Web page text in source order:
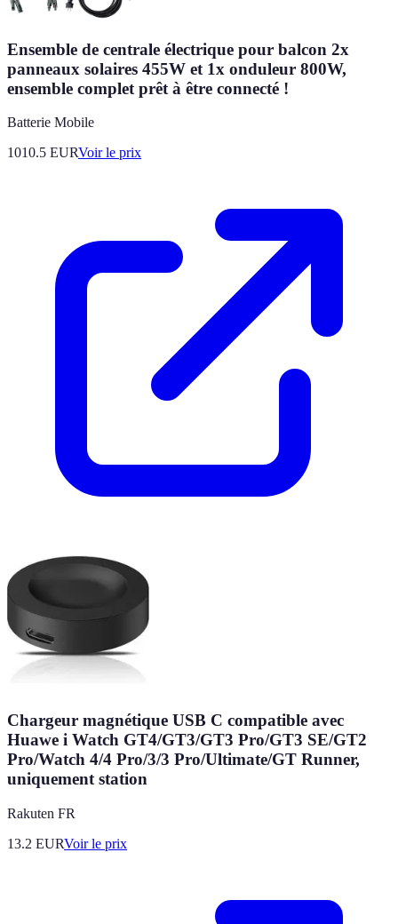
Ensemble de centrale électrique pour balcon 2x
panneaux solaires 455W et 1x onduleur 800W,
ensemble complet prêt à être connecté !
Batterie Mobile
1010.5 EURVoir le prix
Chargeur magnétique USB C compatible avec
Huawe i Watch GT4/GT3/GT3 Pro/GT3 SE/GT2
Pro/Watch 4/4 Pro/3/3 Pro/Ultimate/GT Runner,
uniquement station
Rakuten FR
13.2 EURVoir le prix